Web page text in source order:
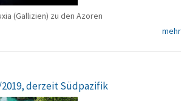
(Gallizien) zu den Azoren
mehr
derzeit Südpazifik